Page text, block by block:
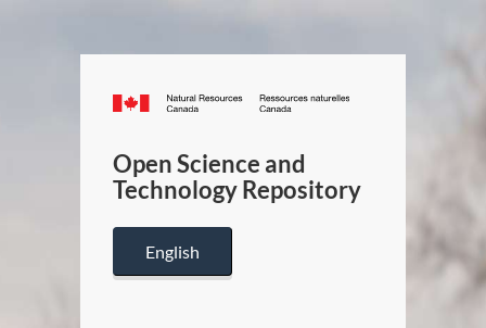
Canada.ca
/
Canada
Open Science and
Technology Repository
English